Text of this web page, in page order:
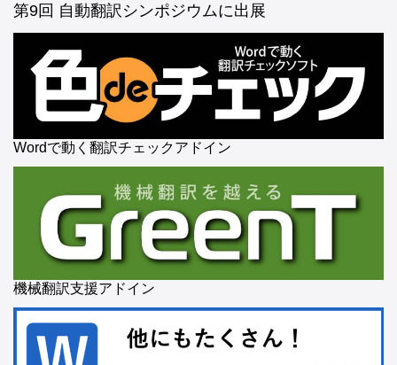
第9回 自動翻訳シンポジウムに出展
Wordで動く翻訳チェックアドイン
機械翻訳支援アドイン